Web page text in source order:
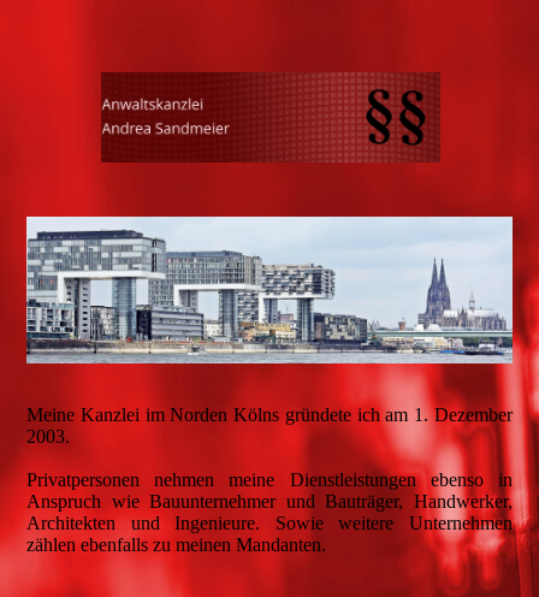
Meine Kanzlei im Norden Kölns gründete ich am 1. Dezember
2003.
Privatpersonen nehmen meine Dienstleistungen ebenso in
Anspruch wie Bauunternehmer und Bauträger, Handwerker,
Architekten und Ingenieure. Sowie weitere Unternehmen
zählen ebenfalls zu meinen Mandanten.